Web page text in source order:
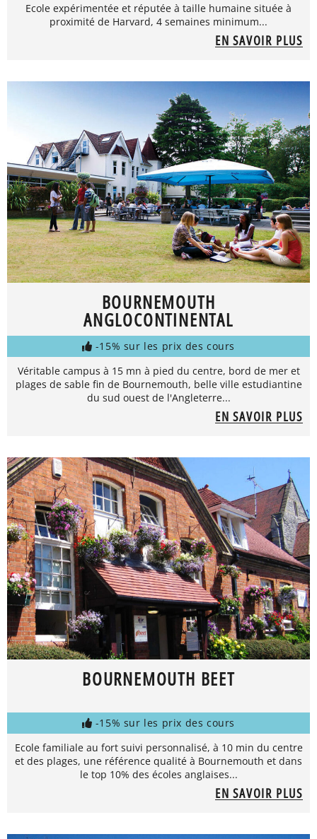
Ecole expérimentée et réputée à taille humaine située à
proximité de Harvard, 4 semaines minimum...
EN SAVOIR PLUS
BOURNEMOUTH
ANGLOCONTINENTAL
-15% sur les prix des cours
Véritable campus à 15 mn à pied du centre, bord de mer et
plages de sable fin de Bournemouth, belle ville estudiantine
du sud ouest de l'Angleterre...
EN SAVOIR PLUS
BOURNEMOUTH BEET
-15% sur les prix des cours
Ecole familiale au fort suivi personnalisé, à 10 min du centre
et des plages, une référence qualité à Bournemouth et dans
le top 10% des écoles anglaises...
EN SAVOIR PLUS